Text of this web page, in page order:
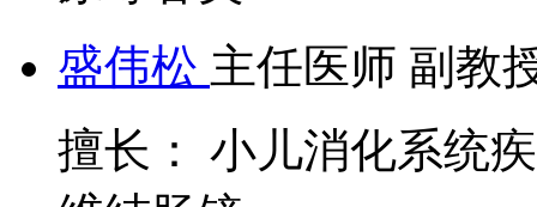
盛伟松 主任医师 副教
擅长： 小儿消化系统